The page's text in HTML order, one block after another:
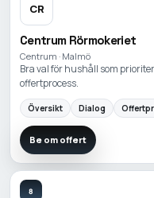
CR
Centrum Rörmokeriet
Centrum · Malmö
Bra val för hushåll som
offertprocess.
Översikt Dialog
Be om offert
8